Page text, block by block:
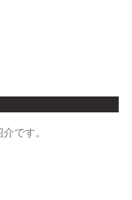
です。